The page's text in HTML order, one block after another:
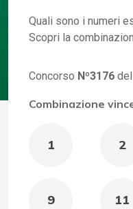
Quali sono i numeri
Scopri la
Concorso Nº3176 del
Combinazione
1 2
9 11